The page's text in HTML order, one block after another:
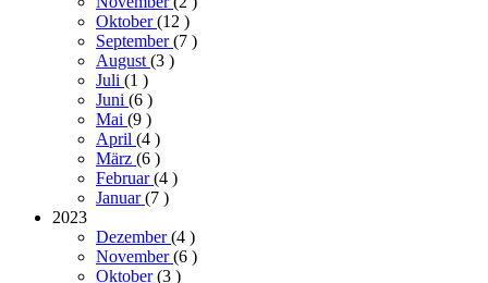
Oktober(12 )
September(7 )
August(3 )
Juli (1 )
Juni (6 )
Mai (9 )
April (4 )
März (6 )
Februar(4 )
Januar(7 )
2023
Dezember(4 )
November(6 )
Oktober(3 )